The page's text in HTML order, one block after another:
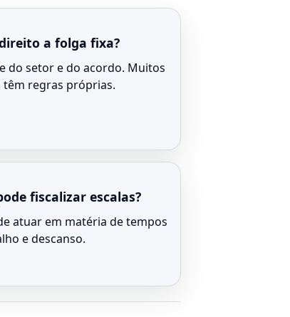
a folga fixa?
do setor e do acordo. Muitos
têm regras próprias.
fiscalizar escalas?
atuar em matéria de tempos
e descanso.